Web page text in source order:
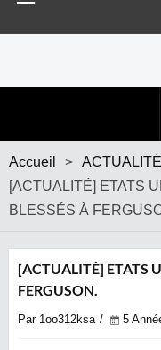
Accueil > ACTUALITÉ
[ACTUALITÉ] ETATS
BLESSÉS À
[ACTUALITÉ] ETATS
FERGUSON.
Par 1oo312ksa 5